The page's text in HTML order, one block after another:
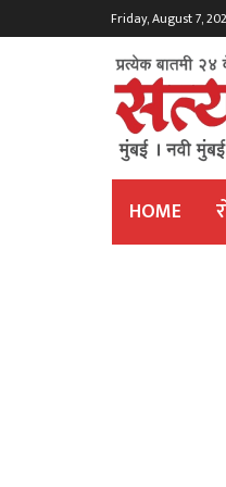
Friday, August 7,
HOME